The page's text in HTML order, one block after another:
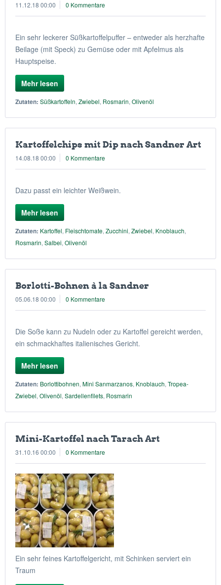
11.12.18 00:00 0 Kommentare
Ein sehr leckerer Süßkartoffelpuffer – entweder als herzhafte
Beilage (mit Speck) zu Gemüse oder mit Apfelmus als
Hauptspeise.
Mehr lesen
Zutaten: Süßkartoffeln, Zwiebel, Rosmarin, Olivenöl
Kartoffelchips mit Dip nach Sandner Art
14.08.18 00:00 0 Kommentare
Dazu passt ein leichter Weißwein.
Mehr lesen
Zutaten: Kartoffel, Fleischtomate, Zucchini, Zwiebel, Knoblauch,
Rosmarin, Salbei, Olivenöl
Borlotti-Bohnen à la Sandner
05.06.18 00:00 0 Kommentare
Die Soße kann zu Nudeln oder zu Kartoffel gereicht werden,
ein schmackhaftes italienisches Gericht.
Mehr lesen
Zutaten: Borlottibohnen, Mini Sanmarzanos, Knoblauch, Tropea-
Zwiebel, Olivenöl, Sardellenfilets, Rosmarin
Mini-Kartoffel nach Tarach Art
31.10.16 00:00 0 Kommentare
Ein sehr feines Kartoffelgericht, mit Schinken serviert ein
Traum